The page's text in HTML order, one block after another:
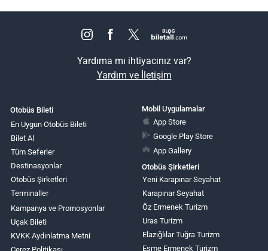
Yardıma mı ihtiyacınız var?
Yardım ve İletişim
Otobüs Bileti
En Uygun Otobüs Bileti
Bilet Al
Tüm Seferler
Destinasyonlar
Otobüs Şirketleri
Terminaller
Kampanya ve Promosyonlar
Uçak Bileti
KVKK Aydınlatma Metni
Mobil Uygulamalar
App Store
Google Play Store
App Gallery
Otobüs Şirketleri
Yeni Karapınar Seyahat
Karapınar Seyahat
Öz Ermenek Turizm
Uras Turizm
Elazığlılar Tuğra Turizm
Eşme Ermenek Turizm